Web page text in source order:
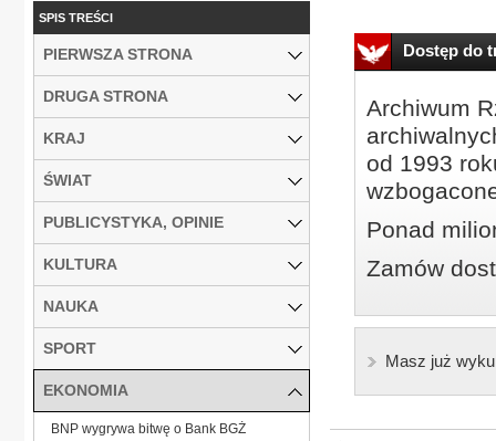
Dostęp do
Archiwum
od 1993
Ponad
Zamów
Masz już
SPIS TREŚCI
PIERWSZA STRONA
DRUGA STRONA
KRAJ
ŚWIAT
PUBLICYSTYKA, OPINIE
KULTURA
NAUKA
SPORT
EKONOMIA
BNP wygrywa bitwę o Bank BGŻ